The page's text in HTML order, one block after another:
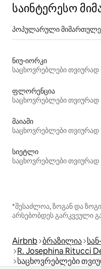
საინტერესო
პოპულარული
ნიუ-იორკი
საცხოვრებლები თვიურად
ფლორენცია
საცხოვრებლები თვიურად
მაიამი
საცხოვრებლები თვიურად
სიეტლი
საცხოვრებლები თვიურად
*შესაძლოა, ზოგან და
არსებობდეს გარკვეული
Airbnb ბრაზილია
R. Josephina Ritucci
საცხოვრებლები